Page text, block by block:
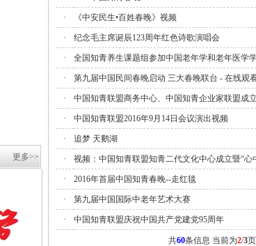
更多>>
· 《中安民生•百姓春晚》视频
· 纪念毛主席诞辰123周年红色诗歌演唱会
· 全国知青养生课题组参加中国老年学和老年医学
· 第九届中国民间春晚启动 三大春晚联台 - 在线观
· 中国知青联盟商务中心、中国知青企业家联盟成
· 中国知青联盟2016年9月14日会议演出视频
· 追梦 天鹅湖
· 视频：中国知青联盟知青二代文化中心成立暨“
· 2016年首届中国知青春晚--走红毯
· 第九届中国国际中老年艺术大赛
· 中国知青联盟庆祝中国共产党建党95周年
共60条信息 当前为2/3页